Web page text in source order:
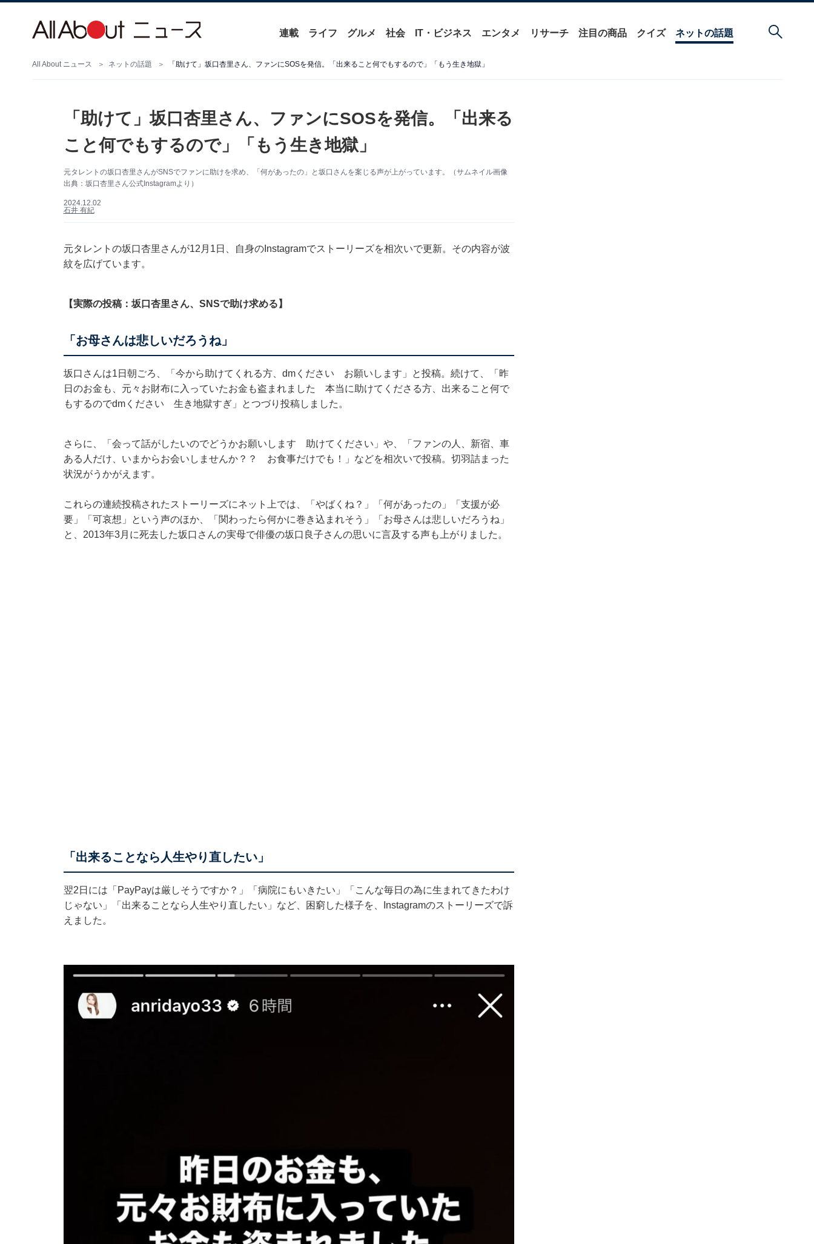
連載 ライフ グルメ 社会 IT・ビジネス エンタメ リサーチ 注目の商品 クイズ ネットの話題
All About ニュース ネットの話題 「助けて」坂口杏里さん、ファンにSOSを発信。「出来ること何でもするので」「もう生き地獄」
「助けて」坂口杏里さん、ファンにSOSを発信。「出来る
こと何でもするので」「もう生き地獄」
元タレントの坂口杏里さんがSNSでファンに助けを求め、「何があったの」と坂口さんを案じる声が上がっています。（サムネイル画像
出典：坂口杏里さん公式Instagramより）
2024.12.02
石井 有紀
元タレントの坂口杏里さんが12月1日、自身のInstagramでストーリーズを相次いで更新。その内容が波
紋を広げています。
【実際の投稿：坂口杏里さん、SNSで助け求める】
「お母さんは悲しいだろうね」
坂口さんは1日朝ごろ、「今から助けてくれる方、dmください お願いします」と投稿。続けて、「昨
日のお金も、元々お財布に入っていたお金も盗まれました 本当に助けてくださる方、出来ること何で
もするのでdmください 生き地獄すぎ」とつづり投稿しました。
さらに、「会って話がしたいのでどうかお願いします 助けてください」や、「ファンの人、新宿、車
ある人だけ、いまからお会いしませんか？？ お食事だけでも！」などを相次いで投稿。切羽詰まった
状況がうかがえます。
これらの連続投稿されたストーリーズにネット上では、「やばくね？」「何があったの」「支援が必
要」「可哀想」という声のほか、「関わったら何かに巻き込まれそう」「お母さんは悲しいだろうね」
と、2013年3月に死去した坂口さんの実母で俳優の坂口良子さんの思いに言及する声も上がりました。
「出来ることなら人生やり直したい」
翌2日には「PayPayは厳しそうですか？」「病院にもいきたい」「こんな毎日の為に生まれてきたわけ
じゃない」「出来ることなら人生やり直したい」など、困窮した様子を、Instagramのストーリーズで訴
えました。